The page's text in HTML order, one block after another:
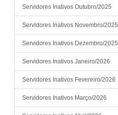
Servidores Inativos Outubro/2025
Servidores Inativos Novembro/2025
Servidores Inativos Dezembro/2025
Servidores Inativos Janeiro/2026
Servidores Inativos Fevereiro/2026
Servidores Inativos Março/2026